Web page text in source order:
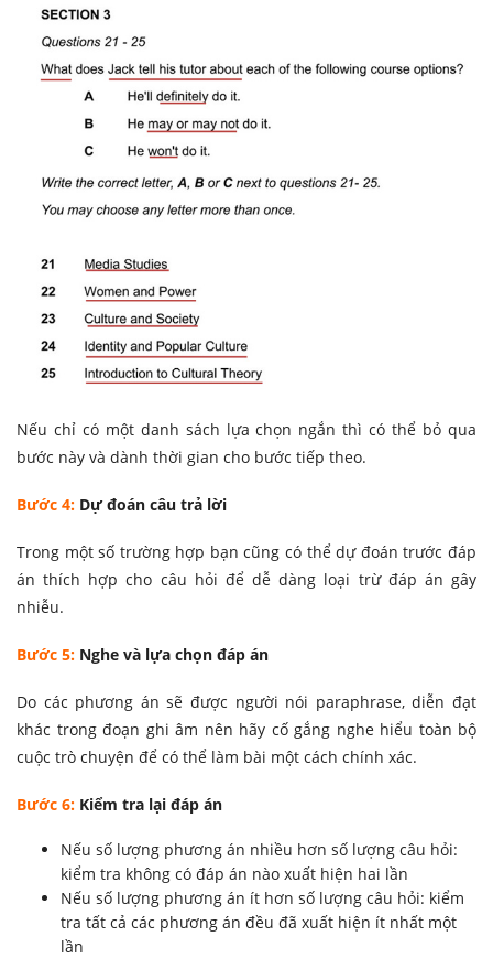
Nếu chỉ có một danh sách lựa chọn ngắn thì có thể bỏ qua
bước này và dành thời gian cho bước tiếp theo.
Bước 4: Dự đoán câu trả lời
Trong một số trường hợp bạn cũng có thể dự đoán trước đáp
án thích hợp cho câu hỏi để dễ dàng loại trừ đáp án gây
nhiễu.
Bước 5: Nghe và lựa chọn đáp án
Do các phương án sẽ được người nói paraphrase, diễn đạt
khác trong đoạn ghi âm nên hãy cố gắng nghe hiểu toàn bộ
cuộc trò chuyện để có thể làm bài một cách chính xác.
Bước 6: Kiểm tra lại đáp án
Nếu số lượng phương án nhiều hơn số lượng câu hỏi:
kiểm tra không có đáp án nào xuất hiện hai lần
Nếu số lượng phương án ít hơn số lượng câu hỏi: kiểm
tra tất cả các phương án đều đã xuất hiện ít nhất một
lần